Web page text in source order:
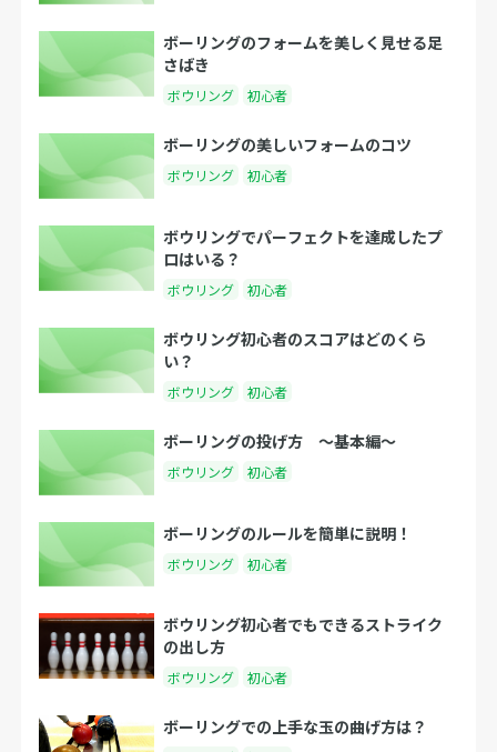
ボーリングのフォームを美しく見せる足
さばき
ボウリング 初心者
ボーリングの美しいフォームのコツ
ボウリング 初心者
ボウリングでパーフェクトを達成したプ
ロはいる？
ボウリング 初心者
ボウリング初心者のスコアはどのくら
い？
ボウリング 初心者
ボーリングの投げ方 〜基本編〜
ボウリング 初心者
ボーリングのルールを簡単に説明！
ボウリング 初心者
ボウリング初心者でもできるストライク
の出し方
ボウリング 初心者
ボーリングでの上手な玉の曲げ方は？